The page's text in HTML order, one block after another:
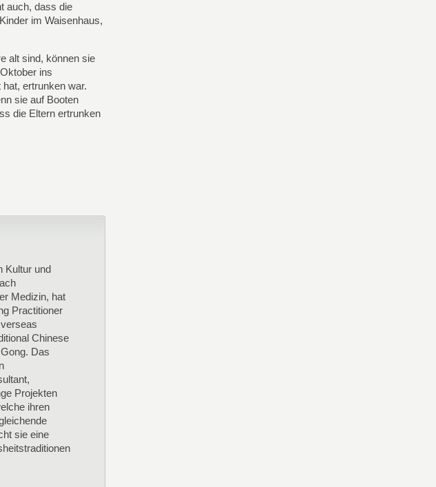
auch, dass die
im Waisenhaus,
alt sind, können sie
ins
ertrunken war.
sie auf Booten
die Eltern ertrunken
Kultur und
Medizin, hat
Practitioner
Chinese
Das
Projekten
ihren
sie eine